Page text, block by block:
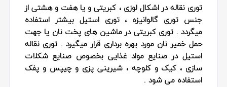
توری نقاله در اشکال لوزی ، کبریتی و یا هفت و هشتی از
جنس توری گالوانیزه ، توری استیل بیشتر استفاده
میگردد . توری کبریتی در ماشین های پخت نان یا جهت
حمل خمیر نان مورد بهره برداری قرار میگیرد . توری نقاله
استیل در صنایع مواد غذایی بخصوص صنایع شکلات
سازی ، کیک و کلوچه ، شیرینی پزی و چیپس و پفک
استفاده می شود .